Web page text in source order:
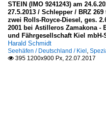
STEIN (IMO 9241243) am
27.5.2013 / Schlepper / BRZ
zwei Rolls-Royce-Diesel, ges.
2001 bei Astilleros Zamakona -
und Fährgesellschaft Kiel mbH-
Harald Schmidt
Seehäfen / Deutschland / Kiel ,
 395 1200x900 Px, 22.07.2017